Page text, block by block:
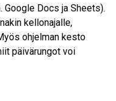
Docs ja Sheets).
kellonajalle,
ohjelman kesto
päivärungot voi